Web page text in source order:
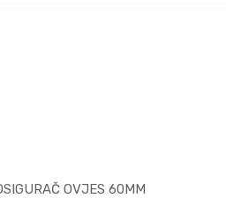
OVJES 60MM